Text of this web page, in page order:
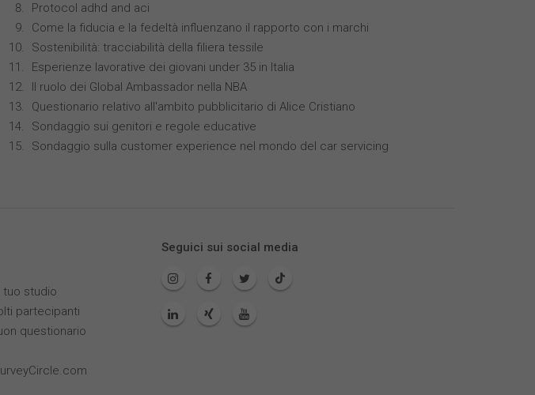
Protocol adhd and aci
Come la fiducia e la fedeltà influenzano il rapporto con i marchi
Sostenibilità: tracciabilità della filiera tessile
Esperienze lavorative dei giovani under 35 in Italia
Il ruolo dei Global Ambassador nella NBA
Questionario relativo all'ambito pubblicitario di Alice Cristiano
Sondaggio sui genitori e regole educative
Sondaggio sulla customer experience nel mondo del car servicing
tuo studio
partecipanti
questionario
Seguici sui social media